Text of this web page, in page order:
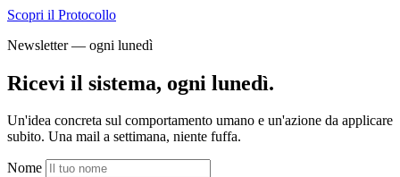
Scopri il Protocollo
Newsletter — ogni lunedì
Ricevi il sistema, ogni lunedì.
Un'idea concreta sul comportamento umano e un'azione da applicare
subito. Una mail a settimana, niente fuffa.
Nome